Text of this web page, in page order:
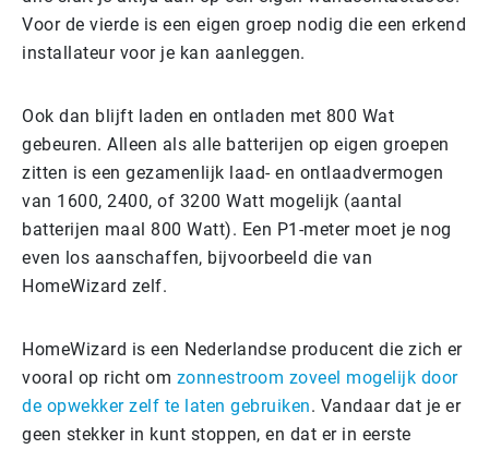
Voor de vierde is een eigen groep nodig die een erkend
installateur voor je kan aanleggen.
Ook dan blijft laden en ontladen met 800 Wat
gebeuren. Alleen als alle batterijen op eigen groepen
zitten is een gezamenlijk laad- en ontlaadvermogen
van 1600, 2400, of 3200 Watt mogelijk (aantal
batterijen maal 800 Watt). Een P1-meter moet je nog
even los aanschaffen, bijvoorbeeld die van
HomeWizard zelf.
HomeWizard is een Nederlandse producent die zich er
vooral op richt om zonnestroom zoveel mogelijk door
de opwekker zelf te laten gebruiken. Vandaar dat je er
geen stekker in kunt stoppen, en dat er in eerste